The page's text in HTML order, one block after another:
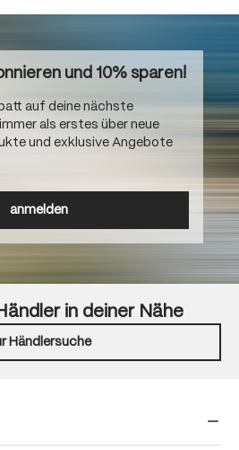
und 10% sparen!
auf deine nächste
als erstes über neue
und exklusive Angebote
anmelden
in deiner Nähe
Händlersuche